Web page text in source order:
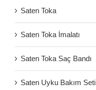
Saten Toka
Saten Toka İmalatı
Saten Toka Saç Bandı
Saten Uyku Bakım Seti